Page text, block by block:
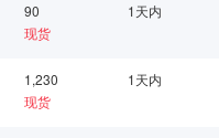
90
现货
1天内
1,230
现货
1天内